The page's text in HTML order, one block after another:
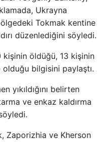
Ukrayna
Tokmak kentine
düzenlediğini söyledi.
kişinin öldüğü, 13 kişinin
olduğu bilgisini paylaştı.
yıkıldığını belirten
ve enkaz kaldırma
Zaporizhia ve Kherson